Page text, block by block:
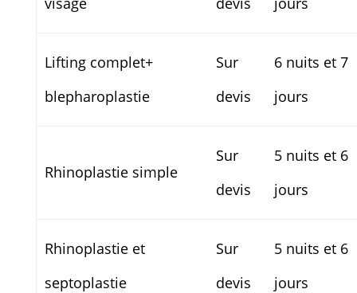
Lifting complet+
blepharoplastie
Sur
devis
6 nuits et 7
jours
Rhinoplastie simple
Sur
devis
5 nuits et 6
jours
Rhinoplastie et
septoplastie
Sur
devis
5 nuits et 6
jours